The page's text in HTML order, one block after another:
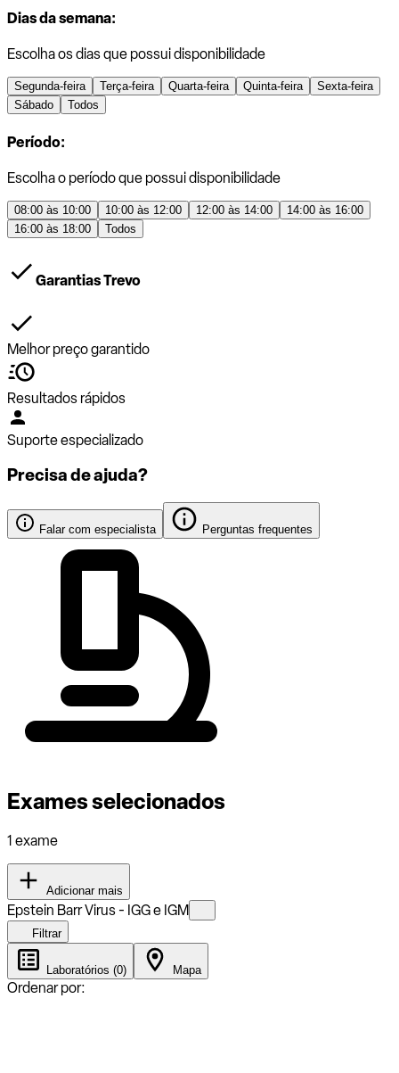
Dias da semana:
Escolha os dias que possui disponibilidade
Segunda-feira Terça-feira Quarta-feira Quinta-feira
Sexta-feira
Sábado
Todos
Período:
Escolha o período que possui disponibilidade
08:00 às 10:00 10:00 às 12:00 12:00 às 14:00
14:00 às 16:00
16:00 às 18:00
Todos
Garantias Trevo
Melhor preço garantido
Resultados rápidos
Suporte especializado
Precisa de ajuda?
Falar com especialista Perguntas frequentes
Exames selecionados
1 exame
Adicionar mais
Epstein Barr Virus - IGG e IGM
Filtrar
Laboratórios (0) Mapa
Ordenar por: